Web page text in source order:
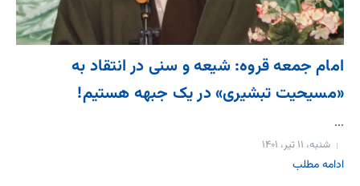
امام جمعه قروه: شیعه و سنی در انتقاد به
«مسیحیت تبشیری» در یک جبهه هستیم!
...
شنبه، ۱۱ تیر، ۱۴۰۱
ادامه مطلب